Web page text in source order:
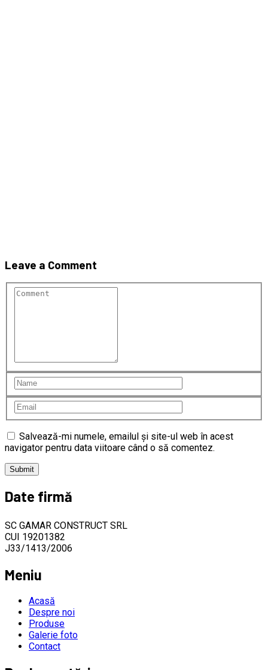
Leave a Comment
Salvează-mi numele, emailul și site-ul web în acest
navigator pentru data viitoare când o să comentez.
Date firmă
SC GAMAR CONSTRUCT SRL
CUI 19201382
J33/1413/2006
Meniu
Acasă
Despre noi
Produse
Galerie foto
Contact